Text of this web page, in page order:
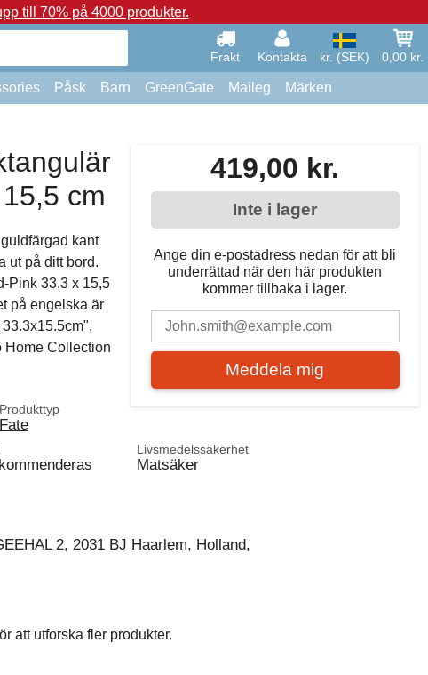
till 70% på 4000 produkter.
Frakt Kontakta kr. (SEK) 0,00 kr.
Påsk Barn GreenGate Maileg Märken
419,00 kr.
Inte i lager
Ange din e-postadress nedan för att bli
underrättad när den här produkten
kommer tillbaka i lager.
Meddela mig
cm
kant
ut på ditt bord.
Pink 33,3 x 15,5
på engelska är
Home Collection
Produkttyp
Fate
Livsmedelssäkerhet
Matsäker
2, 2031 BJ Haarlem, Holland,
att utforska fler produkter.